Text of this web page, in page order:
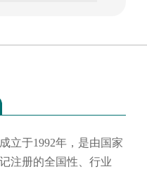
立于1992年，是由国家
注册的全国性、行业